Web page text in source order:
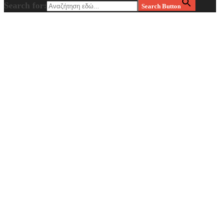
Search for: Search Button